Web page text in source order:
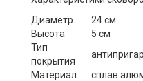
Диаметр
24 см
Высота
5 см
Тип
покрытия
Материал
сплав